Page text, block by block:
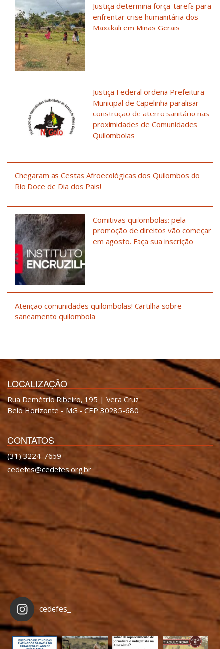
Justiça determina força-tarefa para
enfrentar crise humanitária dos
Maxakali em Minas Gerais
Justiça Federal ordena Prefeitura
Municipal de Capelinha paralisar
construção de aterro sanitário nas
proximidades de Comunidades
Quilombolas
Chegaram as Cestas Afroecológicas dos Quilombos do
Rio Doce de Dia dos Pais!
Comitivas quilombolas: pela
promoção de direitos vão começar
em agosto. Faça sua inscrição
Atenção comunidades quilombolas! Cartilha sobre
saneamento quilombola
LOCALIZAÇÃO
Rua Demétrio Ribeiro, 195 | Vera Cruz
Belo Horizonte - MG - CEP 30285-680
CONTATOS
(31) 3224-7659
cedefes@cedefes.org.br
cedefes_